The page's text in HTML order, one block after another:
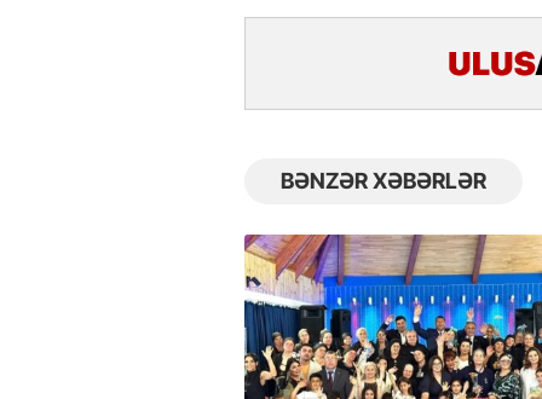
BƏNZƏR XƏBƏRLƏR